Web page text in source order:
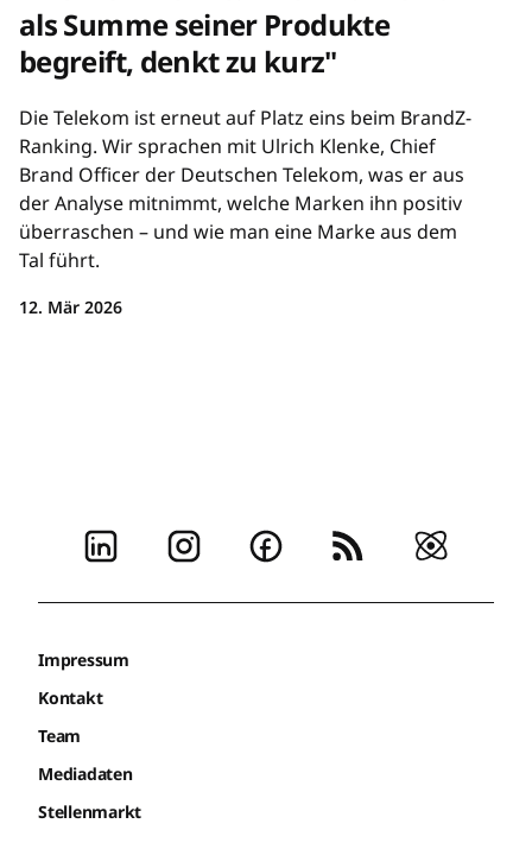
als Summe seiner Produkte
begreift, denkt zu kurz"
Die Telekom ist erneut auf Platz eins beim BrandZ-
Ranking. Wir sprachen mit Ulrich Klenke, Chief
Brand Officer der Deutschen Telekom, was er aus
der Analyse mitnimmt, welche Marken ihn positiv
überraschen – und wie man eine Marke aus dem
Tal führt.
12. Mär 2026
Impressum
Kontakt
Team
Mediadaten
Stellenmarkt